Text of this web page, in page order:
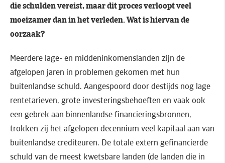
die schulden vereist, maar dit proces verloopt veel
moeizamer dan in het verleden. Wat is hiervan de
oorzaak?
Meerdere lage- en middeninkomenslanden zijn de
afgelopen jaren in problemen gekomen met hun
buitenlandse schuld. Aangespoord door destijds nog lage
rentetarieven, grote investeringsbehoeften en vaak ook
een gebrek aan binnenlandse financieringsbronnen,
trokken zij het afgelopen decennium veel kapitaal aan van
buitenlandse crediteuren. De totale extern gefinancierde
schuld van de meest kwetsbare landen (de landen die in